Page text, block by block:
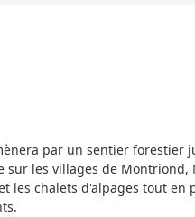
par un sentier forestier
les villages de Montriond,
les chalets d'alpages tout en